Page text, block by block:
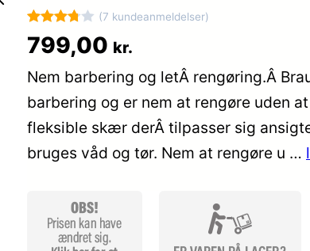
Bedømt
som
3.8ud af
5
på
7
kundebed
(7 kundeanmeldelser)
799,00 kr.
Nem barbering og letÂ rengøring.Â
barbering og er nem at rengøre uden
fleksible skær derÂ tilpasser sig
bruges våd og tør. Nem at rengøre u …